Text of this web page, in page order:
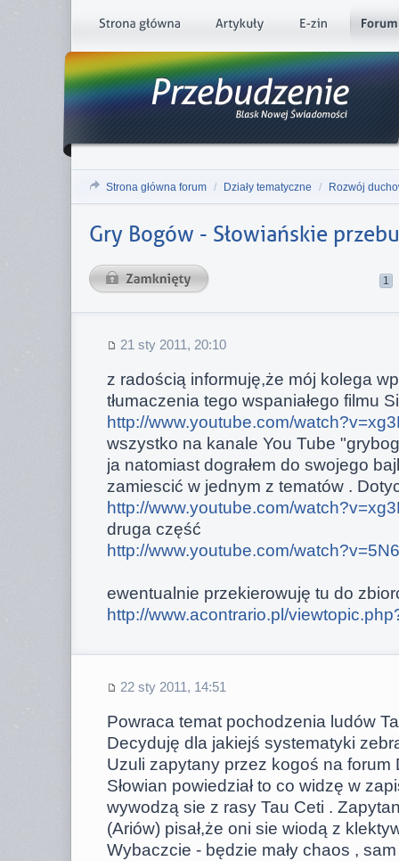
Strona główna forum / Działy tematyczne / Rozwój
Gry Bogów - Słowiańskie
1
21 sty 2011, 20:10
z radością informuję,że mój kolega
tłumaczenia tego wspaniałego filmu
http://www.youtube.com/
wszystko na kanale You Tube
ja natomiast dograłem do swojego
zamiescić w jednym z tematów .
http://www.youtube.com/
druga część
http://www.youtube.com/
ewentualnie przekierowuję tu do
http://www.acontrario.pl/
22 sty 2011, 14:51
Powraca temat pochodzenia ludów
Decyduję dla jakiejś systematyki
Uzuli zapytany przez kogoś na forum
Słowian powiedział to co widzę w
wywodzą sie z rasy Tau Ceti .
(Ariów) pisał,że oni sie wiodą z
Wybaczcie - będzie mały chaos ,